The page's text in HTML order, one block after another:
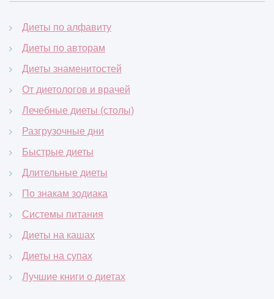
Диеты по алфавиту
Диеты по авторам
Диеты знаменитостей
От диетологов и врачей
Лечебные диеты (столы)
Разгрузочные дни
Быстрые диеты
Длительные диеты
По знакам зодиака
Системы питания
Диеты на кашах
Диеты на супах
Лучшие книги о диетах